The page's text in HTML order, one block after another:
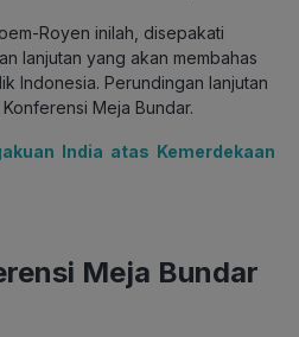
Royen inilah, disepakati
lanjutan yang akan membahas
Indonesia. Perundingan lanjutan
Meja Bundar.
India atas Kemerdekaan
Meja Bundar